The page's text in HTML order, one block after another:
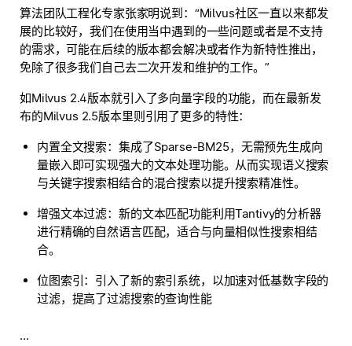
算法团队工程化专家张家明说到：“Milvus社区一直以来都发
展的比较好，我们在使用当中遇到的一些问题或者是不支持
的需求，可能在后续的版本都会解决或者作为新特性推出，
免除了很多我们自己去二次开发和维护的工作。”
如Milvus 2.4版本就引入了多向量字段的功能，而在最新发
布的Milvus 2.5版本里则引用了更多的特性：
内置全文搜索：集成了Sparse-BM25，无需预先生成向
量嵌入即可实现强大的文本处理功能。从而实现语义搜索
与关键字搜索相结合的混合搜索以提升搜索精准性。
增强文本过滤：新的文本匹配功能利用Tantivy的分析器
进行精确的自然语言匹配，适合与向量相似性搜索相结
合。
位图索引：引入了新的索引系统，以加速对低基数字段的
过滤，提高了过滤搜索的查询性能
...